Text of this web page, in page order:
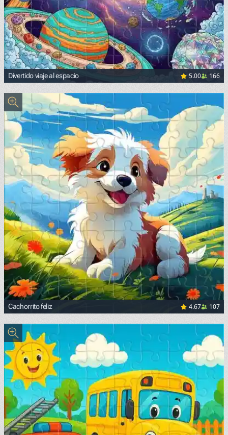
Divertido viaje al espacio 5.00 166
Cachorrito feliz 4.67 107